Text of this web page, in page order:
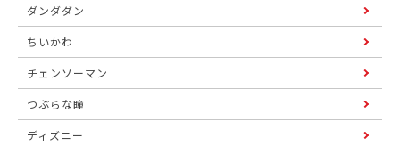
ダンダダン
ちいかわ
チェンソーマン
つぶらな瞳
ディズニー